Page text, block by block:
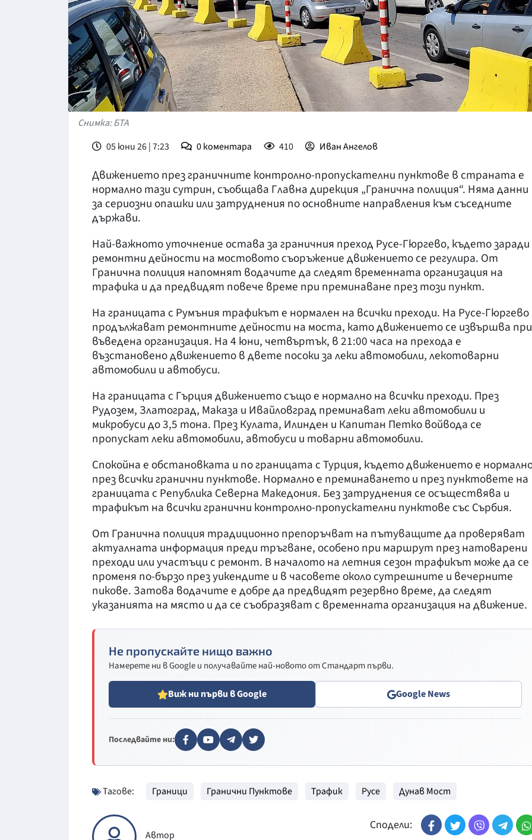
ВОЙНАТА В
ВРЕМЕТО
Снимка: БТА
05 юни 26 | 7:23
0коментара 410 Иван Ангелов
Движението през граничните контролно-пропускателни пунктове в страната е
нормално тази сутрин, съобщава Главна дирекция „Гранична полиция“. Няма данни
за сериозни опашки или затруднения по основните направления към съседните
държави.
Най-важното уточнение остава за граничния преход Русе-Гюргево, където заради
ремонтни дейности на мостовото съоръжение движението се регулира. От
Гранична полиция напомнят водачите да следят временната организация на
трафика и да предвидят повече време при преминаване през този пункт.
На границата с Румъния трафикът е нормален на всички преходи. На Русе-Гюргево
продължават ремонтните дейности на моста, като движението се извършва при
въведена организация. На 4 юни, четвъртък, в 21:00 часа на прехода е
възстановено движението в двете посоки за леки автомобили, лекотоварни
автомобили и автобуси.
На границата с Гърция движението също е нормално на всички преходи. През
Рудозем, Златоград, Маказа и Ивайловград преминават леки автомобили и
микробуси до 3,5 тона. През Кулата, Илинден и Капитан Петко войвода се
пропускат леки автомобили, автобуси и товарни автомобили.
Спокойна е обстановката и по границата с Турция, където движението е
през всички гранични пунктове. Нормално е преминаването и през пунктовете на
границата с Република Северна Македония. Без затруднения се осъществява и
трафикът на всички гранични контролно-пропускателни пунктове със Сърбия.
От Гранична полиция традиционно препоръчват на пътуващите да проверяват
актуалната информация преди тръгване, особено при маршрут през натоварени
преходи или участъци с ремонт. В началото на летния сезон трафикът може да се
променя по-бързо през уикендите и в часовете около сутрешните и вечерните
пикове. Затова водачите е добре да предвидят резервно време, да следят
указанията на място и да се съобразяват с временната организация на движение.
Не пропускайте нищо важно
Намерете ни в Google и получавайте най-новото от Стандарт първи.
Виж ни първи в Google Google News
Последвайте ни:
Тагове: Граници Гранични Пунктове Трафик Русе Дунав Мост
Автор
Сподели: